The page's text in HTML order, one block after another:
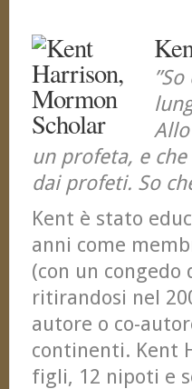
un profeta, e
dai profeti. So
Kent è stato
anni come
(con un congedo
ritirandosi nel
autore o co-
continenti. Kent
figli, 12 nipoti e